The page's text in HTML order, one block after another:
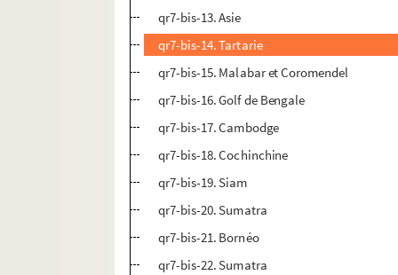
qr7-bis-13. Asie
qr7-bis-14. Tartarie
qr7-bis-15. Malabar et Coromendel
qr7-bis-16. Golf de Bengale
qr7-bis-17. Cambodge
qr7-bis-18. Cochinchine
qr7-bis-19. Siam
qr7-bis-20. Sumatra
qr7-bis-21. Bornéo
qr7-bis-22. Sumatra